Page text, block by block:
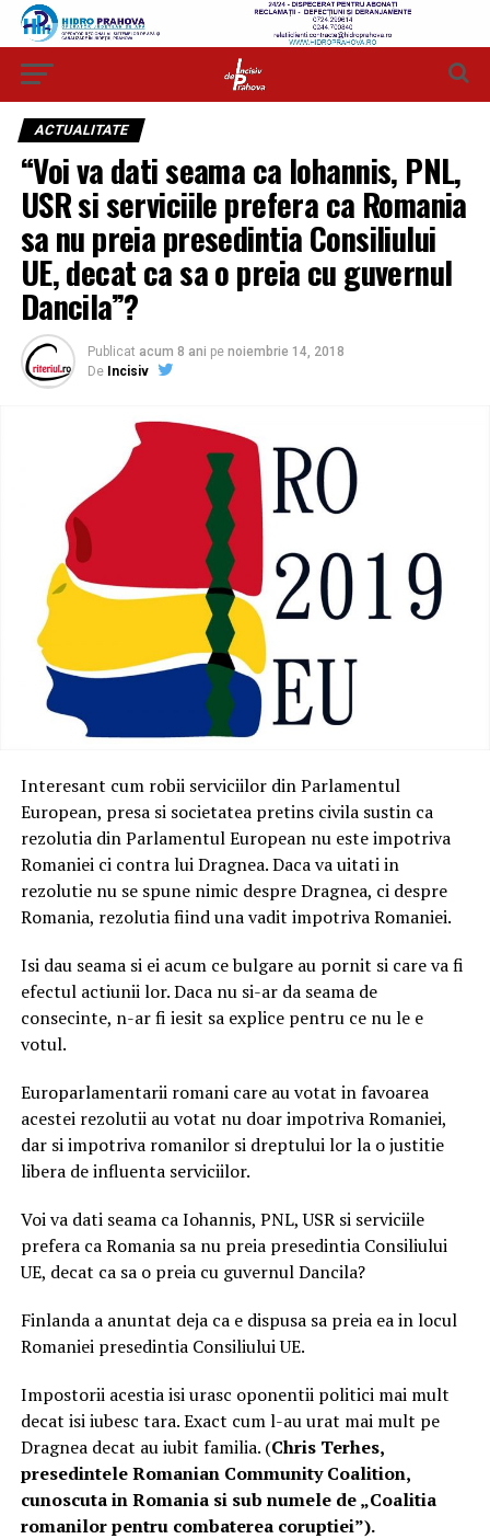
ACTUALITATE
“Voi va dati seama ca Iohannis, PNL,
USR si serviciile prefera ca Romania
sa nu preia presedintia Consiliului
UE, decat ca sa o preia cu guvernul
Dancila”?
Publicat acum 8 ani pe noiembrie 14, 2018
De Incisiv
Interesant cum robii serviciilor din Parlamentul
European, presa si societatea pretins civila sustin ca
rezolutia din Parlamentul European nu este impotriva
Romaniei ci contra lui Dragnea. Daca va uitati in
rezolutie nu se spune nimic despre Dragnea, ci despre
Romania, rezolutia fiind una vadit impotriva Romaniei.
Isi dau seama si ei acum ce bulgare au pornit si care va fi
efectul actiunii lor. Daca nu si-ar da seama de
consecinte, n-ar fi iesit sa explice pentru ce nu le e
votul.
Europarlamentarii romani care au votat in favoarea
acestei rezolutii au votat nu doar impotriva Romaniei,
dar si impotriva romanilor si dreptului lor la o justitie
libera de influenta serviciilor.
Voi va dati seama ca Iohannis, PNL, USR si serviciile
prefera ca Romania sa nu preia presedintia Consiliului
UE, decat ca sa o preia cu guvernul Dancila?
Finlanda a anuntat deja ca e dispusa sa preia ea in locul
Romaniei presedintia Consiliului UE.
Impostorii acestia isi urasc oponentii politici mai mult
decat isi iubesc tara. Exact cum l-au urat mai mult pe
Dragnea decat au iubit familia. (Chris Terhes,
presedintele Romanian Community Coalition,
cunoscuta in Romania si sub numele de „Coalitia
romanilor pentru combaterea coruptiei”).